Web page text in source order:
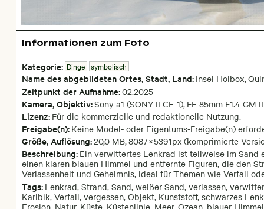
Informationen zum Foto
Kategorie: Dinge symbolisch
Name des abgebildeten Ortes,Stadt, Land: Insel Holbox,
Zeitpunkt der Aufnahme:02.2025
Kamera, Objektiv:Sony a1 (SONY ILCE-1), FE 85mm F1.4 GM II
Lizenz: Für die kommerzielle und redaktionelle Nutzung.
Freigabe(n): Keine Model- oder Eigentums-Freigabe(n)
Größe, Auflösung:20,0 MB,8087×5391px (komprimierte
Beschreibung: Ein verwittertes Lenkrad ist teilweise im Sand
einen klaren blauen Himmel und entfernte Figuren, die den
Verlassenheit und Geheimnis, ideal für Themen wie Verfall
Tags: Lenkrad, Strand, Sand, weißer Sand, verlassen,
Karibik, Verfall, vergessen, Objekt, Kunststoff, schwarzes
Erosion, Natur, Küste, Küstenlinie, Meer, Ozean, blauer